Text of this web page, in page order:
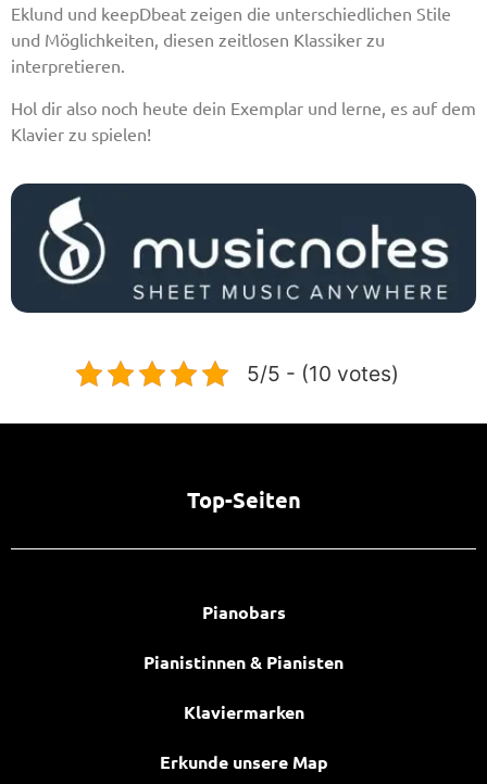
Eklund und keepDbeat zeigen die unterschiedlichen Stile
und Möglichkeiten, diesen zeitlosen Klassiker zu
interpretieren.
Hol dir also noch heute dein Exemplar und lerne, es auf dem
Klavier zu spielen!
5/5 - (10 votes)
Top-Seiten
Pianobars
Pianistinnen & Pianisten
Klaviermarken
Erkunde unsere Map